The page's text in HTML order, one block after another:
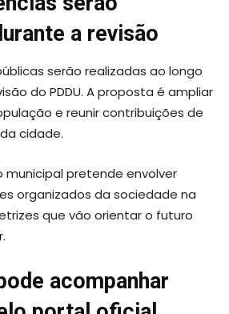
a revisão
serão realizadas ao longo
do PDDU. A proposta é ampliar
e reunir contribuições de
cidade.
municipal pretende envolver
organizados da sociedade na
que vão orientar o futuro
acompanhar